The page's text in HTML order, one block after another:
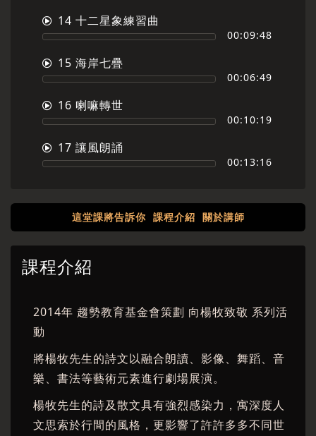
14 十二星象練習曲
00:09:48
15 海岸七疊
00:06:49
16 喇嘛轉世
00:10:19
17 讓風朗誦
00:13:16
這堂課將告訴你 課程介紹 關於講師
課程介紹
2014年 趨勢教育基金會策劃 向楊牧致敬 系列活
動
將楊牧先生的詩文以融合朗讀、影像、舞蹈、音
樂、書法等藝術元素進行劇場展演。
楊牧先生的詩及散文具有強烈感染力，寓深度人
文思索於行間的風格，更影響了許許多多不同世